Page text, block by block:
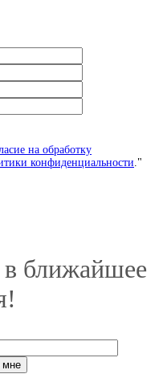
на обработку
конфиденциальности."
ближайшее